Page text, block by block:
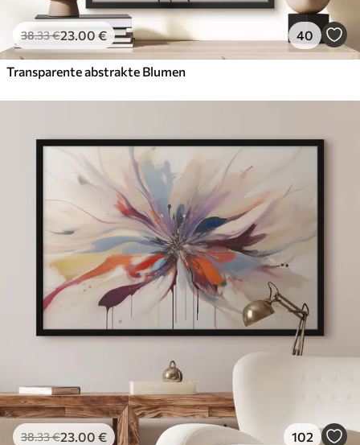
38.33€23.00 € 40
Transparente abstrakte Blumen
38.33€23.00 € 102